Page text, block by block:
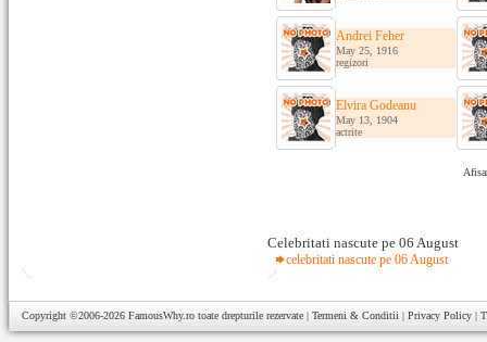
Andrei Feher
May 25, 1916
regizori
Elvira Godeanu
May 13, 1904
actrite
Celebritati nascute pe 06 August
celebritati nascute pe 06 August
Copyright ©2006-2026 FamousWhy.ro toate drepturile rezervate | Termeni & Conditii | Privacy Policy |